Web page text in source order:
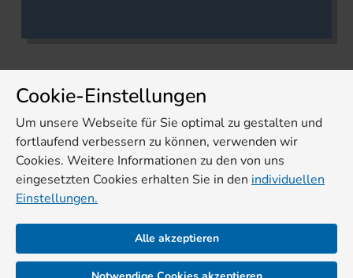
Cookie-Einstellungen
Um unsere Webseite für Sie optimal zu gestalten und
fortlaufend verbessern zu können, verwenden wir
Cookies. Weitere Informationen zu den von uns
eingesetzten Cookies erhalten Sie in den individuellen
Einstellungen.
Alle akzeptieren